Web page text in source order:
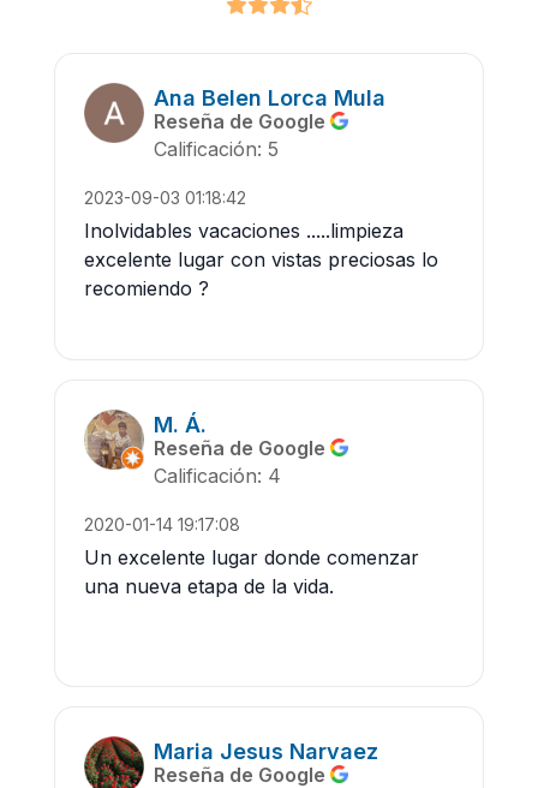
Ana Belen Lorca Mula
Reseña de Google
Calificación: 5
2023-09-03 01:18:42
Inolvidables vacaciones .....limpieza
excelente lugar con vistas preciosas lo
recomiendo ?
M. Á.
Reseña de Google
Calificación: 4
2020-01-14 19:17:08
Un excelente lugar donde comenzar
una nueva etapa de la vida.
Maria Jesus Narvaez
Reseña de Google